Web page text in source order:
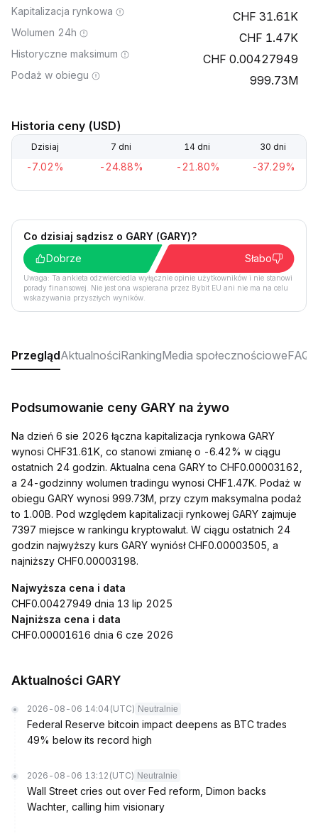
Kapitalizacja rynkowa 31.61K
Wolumen 24h 1.47K
Historyczne maksimum 0.00427949
Podaż w obiegu 999.73M
Historia ceny (USD)
Dzisiaj 7 dni 14 dni 30 dni
-7.02% -24.88% -21.80% -37.29%
Co dzisiaj sądzisz o GARY (GARY)?
Dobrze
Słabo
Uwaga: Ta ankieta odzwierciedla wyłącznie opinie użytkowników i nie stanowi
porady finansowej. Nie jest ona wspierana przez Bybit EU ani nie ma na celu
wskazywania przyszłych wyników.
PrzeglądAktualnościRankingMedia społecznościoweFAQ
Podsumowanie ceny GARY na żywo
Na dzień 6 sie 2026 łączna kapitalizacja rynkowa GARY
wynosi CHF31.61K, co stanowi zmianę o -6.42% w ciągu
ostatnich 24 godzin. Aktualna cena GARY to CHF0.00003162,
a 24-godzinny wolumen tradingu wynosi CHF1.47K. Podaż w
obiegu GARY wynosi 999.73M, przy czym maksymalna podaż
to 1.00B. Pod względem kapitalizacji rynkowej GARY zajmuje
7397 miejsce w rankingu kryptowalut. W ciągu ostatnich 24
godzin najwyższy kurs GARY wyniósł CHF0.00003505, a
najniższy CHF0.00003198.
Najwyższa cena i data
CHF0.00427949 dnia 13 lip 2025
Najniższa cena i data
CHF0.00001616 dnia 6 cze 2026
Aktualności GARY
2026-08-06 14:04 (UTC) Neutralnie
Federal Reserve bitcoin impact deepens as BTC trades
49% below its record high
2026-08-06 13:12 (UTC) Neutralnie
Wall Street cries out over Fed reform, Dimon backs
Wachter, calling him visionary